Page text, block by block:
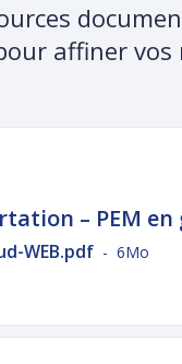
affiner vos
– PEM
WEB.pdf - 6Mo